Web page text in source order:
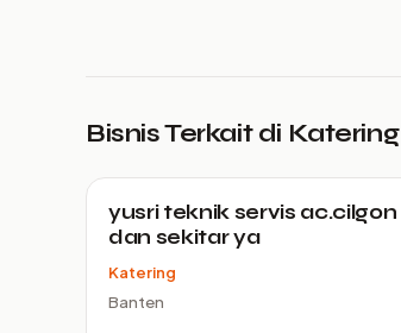
Bisnis Terkait di Katering
yusri teknik servis ac.cilgon
dan sekitar ya
Katering
Banten